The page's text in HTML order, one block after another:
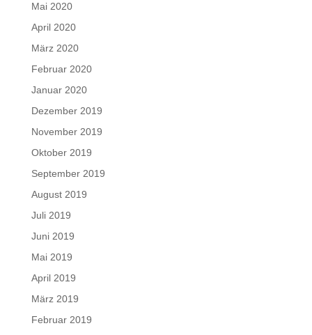
Mai 2020
April 2020
März 2020
Februar 2020
Januar 2020
Dezember 2019
November 2019
Oktober 2019
September 2019
August 2019
Juli 2019
Juni 2019
Mai 2019
April 2019
März 2019
Februar 2019